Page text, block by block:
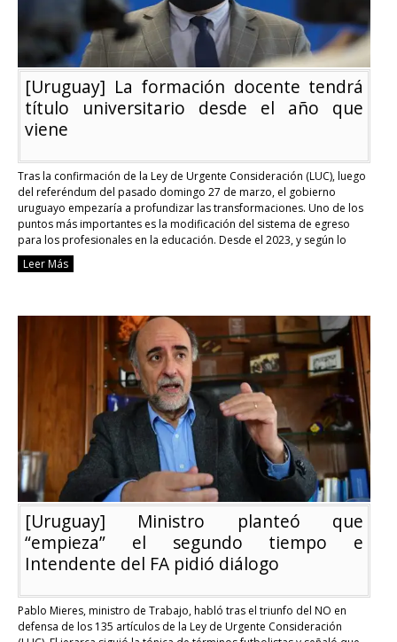
[Uruguay] La formación docente tendrá
título universitario desde el año que
viene
Tras la confirmación de la Ley de Urgente Consideración (LUC), luego
del referéndum del pasado domingo 27 de marzo, el gobierno
uruguayo empezaría a profundizar las transformaciones. Uno de los
puntos más importantes es la modificación del sistema de egreso
para los profesionales en la educación. Desde el 2023, y según lo
establece la LUC, …
tendrá
título
universitario
el
año
que
Leer Más
[Uruguay] Ministro planteó que
“empieza” el segundo tiempo e
Intendente del FA pidió diálogo
Pablo Mieres, ministro de Trabajo, habló tras el triunfo del NO en
defensa de los 135 artículos de la Ley de Urgente Consideración